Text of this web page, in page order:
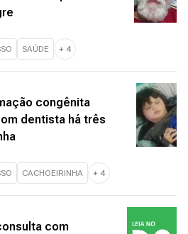
SAÚDE + 4
congênita
dentista há três
CACHOEIRINHA + 4
com